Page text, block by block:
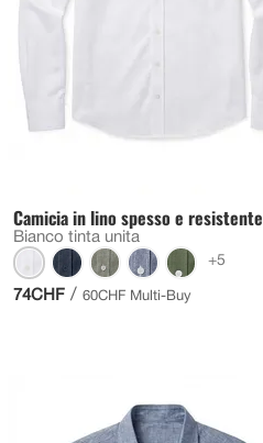
Camicia in lino spesso e resistente
Bianco tinta unita
+5
74CHF / 60CHF Multi-Buy